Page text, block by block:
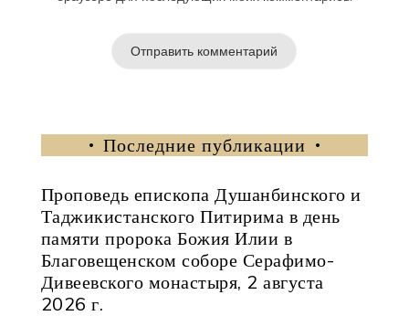
Последние публикации
Проповедь епископа Душанбинского и
Таджикистанского Питирима в день
памяти пророка Божия Илии в
Благовещенском соборе Серафимо-
Дивеевского монастыря, 2 августа
2026 г.